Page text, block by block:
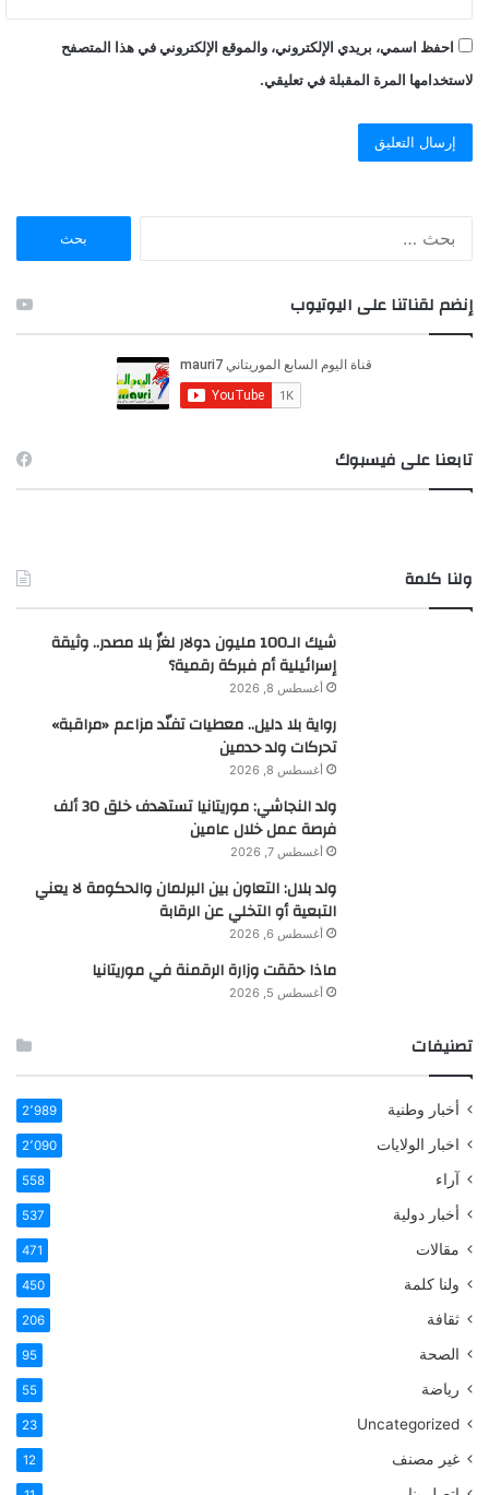
احفظ اسمي، بريدي الإلكتروني، والموقع الإلكتروني في هذا المتصفح
لاستخدامها المرة المقبلة في تعليقي.
ع
ن
:
إنضم لقناتنا على اليوتيوب
تابعنا على فيسبوك
ولنا كلمة
شيك الـ100 مليون دولار لغزٌ بلا مصدر.. وثيقة
إسرائيلية أم فبركة رقمية؟
أغسطس 8, 2026
رواية بلا دليل.. معطيات تفنّد مزاعم «مراقبة»
تحركات ولد حدمين
أغسطس 8, 2026
ولد النجاشي: موريتانيا تستهدف خلق 30 ألف
فرصة عمل خلال عامين
أغسطس 7, 2026
ولد بلال: التعاون بين البرلمان والحكومة لا يعني
التبعية أو التخلي عن الرقابة
أغسطس 6, 2026
ماذا حققت وزارة الرقمنة في موريتانيا
أغسطس 5, 2026
تصنيفات
أخبار وطنية 2٬989
اخبار الولايات 2٬090
آراء 558
أخبار دولية 537
مقالات 471
ولنا كلمة 450
ثقافة 206
الصحة 95
رياضة 55
Uncategorized
23
غير مصنف 12